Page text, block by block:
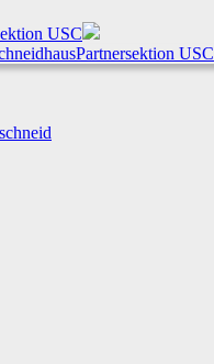
USC
Partnersektion USC